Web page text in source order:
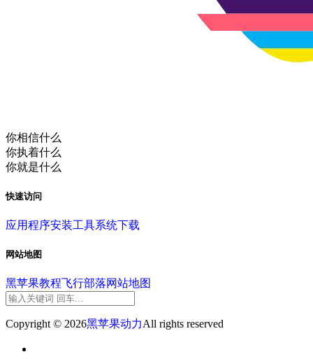
你相信什么
你执着什么
你就是什么
快速访问
应用程序安装工具系统下载
网站地图
黑苹果教程飞行部落网站地图
Copyright © 2026黑苹果动力All rights reserved